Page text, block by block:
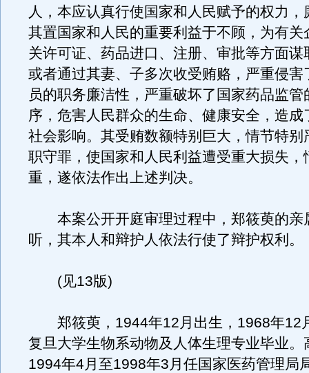
人，本应认真行使国家和人民赋予的权力，
其置国家和人民的重要利益于不顾，为有关
关许可证、药品进口、注册、审批等方面谋
或者通过其妻、子多次收受贿赂，严重侵害
员的职务廉洁性，严重破坏了国家药品监管
序，危害人民群众的生命、健康安全，造成
社会影响。其受贿数额特别巨大，情节特别
职守罪，使国家和人民利益遭受重大损失，
重，遂依法作出上述判决。
本案公开开庭审理过程中，郑筱萸的亲
听，其本人和辩护人依法行使了辩护权利。
(见13版)
郑筱萸，1944年12月出生，1968年12
复旦大学生物系动物及人体生理专业毕业。
1994年4月至1998年3月任国家医药管理局